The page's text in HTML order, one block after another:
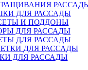
ДЛЯ РАССАДЫ
И ПОДДОНЫ
ДЛЯ РАССАДЫ
ДЛЯ РАССАДЫ
ДЛЯ РАССАДЫ
ДЛЯ РАССАДЫ